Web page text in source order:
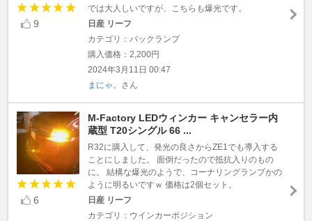
9
では大人しいですが、こちらも爆光です。
日産 リーフ
カテゴリ：バックランプ
購入価格：2,200円
2024年3月11日 00:47
まにゃ。 さん
6
M-Factory LEDウィンカー キャンセラー内
蔵型 T20シングル 66 ...
R32に購入して、発光の良さからZE1でも導入する
ことにしました。 面倒だったので抵抗入りのもの
に。 結構な爆光のようで、コーナリングランプかの
ように明るいですｗ 価格は2個セット。
日産 リーフ
カテゴリ：ウインカーポジション